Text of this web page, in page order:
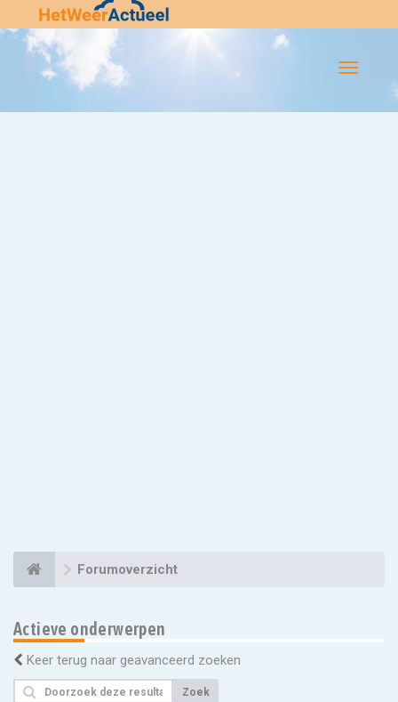
Flip-
Forumoverzicht
Actieve onderwerpen
Keer terug naar geavanceerd zoeken
Zoek